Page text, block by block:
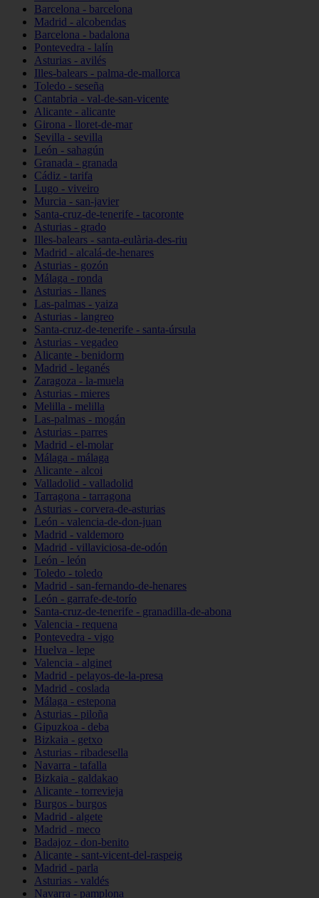
Barcelona - barcelona
Madrid - alcobendas
Barcelona - badalona
Pontevedra - lalín
Asturias - avilés
Illes-balears - palma-de-mallorca
Toledo - seseña
Cantabria - val-de-san-vicente
Alicante - alicante
Girona - lloret-de-mar
Sevilla - sevilla
León - sahagún
Granada - granada
Cádiz - tarifa
Lugo - viveiro
Murcia - san-javier
Santa-cruz-de-tenerife - tacoronte
Asturias - grado
Illes-balears - santa-eulària-des-riu
Madrid - alcalá-de-henares
Asturias - gozón
Málaga - ronda
Asturias - llanes
Las-palmas - yaiza
Asturias - langreo
Santa-cruz-de-tenerife - santa-úrsula
Asturias - vegadeo
Alicante - benidorm
Madrid - leganés
Zaragoza - la-muela
Asturias - mieres
Melilla - melilla
Las-palmas - mogán
Asturias - parres
Madrid - el-molar
Málaga - málaga
Alicante - alcoi
Valladolid - valladolid
Tarragona - tarragona
Asturias - corvera-de-asturias
León - valencia-de-don-juan
Madrid - valdemoro
Madrid - villaviciosa-de-odón
León - león
Toledo - toledo
Madrid - san-fernando-de-henares
León - garrafe-de-torío
Santa-cruz-de-tenerife - granadilla-de-abona
Valencia - requena
Pontevedra - vigo
Huelva - lepe
Valencia - alginet
Madrid - pelayos-de-la-presa
Madrid - coslada
Málaga - estepona
Asturias - piloña
Gipuzkoa - deba
Bizkaia - getxo
Asturias - ribadesella
Navarra - tafalla
Bizkaia - galdakao
Alicante - torrevieja
Burgos - burgos
Madrid - algete
Madrid - meco
Badajoz - don-benito
Alicante - sant-vicent-del-raspeig
Madrid - parla
Asturias - valdés
Navarra - pamplona